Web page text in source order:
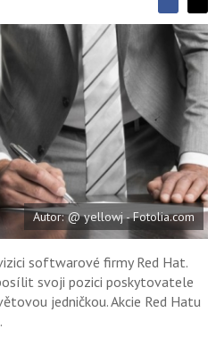
S
í
l
t
S
d
c
e
b
o
k
u
d
í
l
e
e
s
í
t
i
X
Autor: @ yellowj - Fotolia.com
softwarové firmy Red Hat.
svoji pozici poskytovatele
jedničkou. Akcie Red Hatu